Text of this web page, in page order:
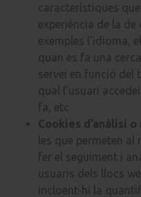
característiques
experiència de la de
exemples l’idioma,
quan es fa una
servei en funció del
qual l’usuari
fa, etc.
Cookies d’anàlisi
les que permeten al
fer el seguiment i
usuaris dels llocs
incloent-hi la